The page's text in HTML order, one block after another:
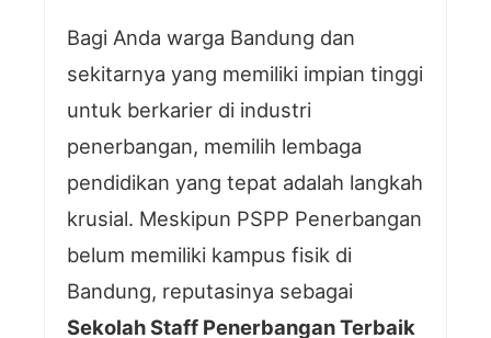
Bagi Anda warga Bandung dan
sekitarnya yang memiliki impian tinggi
untuk berkarier di industri
penerbangan, memilih lembaga
pendidikan yang tepat adalah langkah
krusial. Meskipun PSPP Penerbangan
belum memiliki kampus fisik di
Bandung, reputasinya sebagai
Sekolah Staff Penerbangan Terbaik